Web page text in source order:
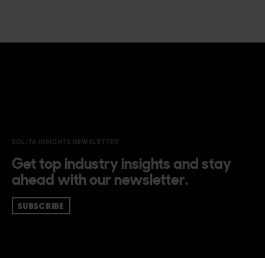
SOLITA INSIGHTS NEWSLETTER
Get top industry insights and stay
ahead with our newsletter.
SUBSCRIBE